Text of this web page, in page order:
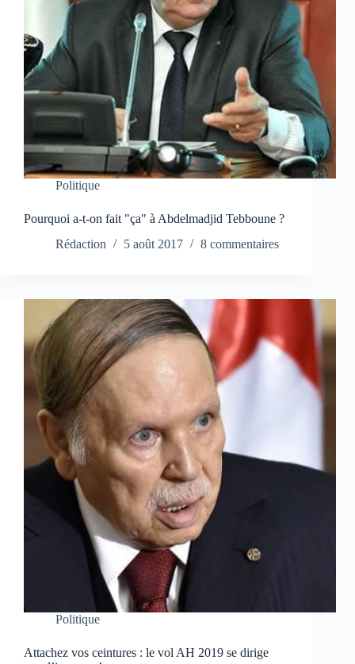
Politique
Pourquoi a-t-on fait "ça" à Abdelmadjid Tebboune ?
Rédaction
5 août 2017 8 commentaires
Politique
Attachez vos ceintures : le vol AH 2019 se dirige